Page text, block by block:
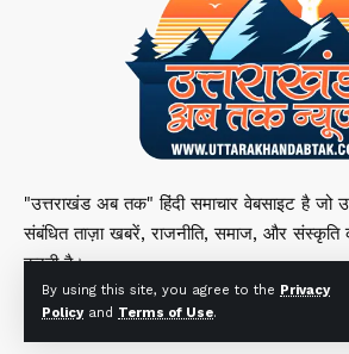
By using this site, you agree to the Privacy
Policyand Terms of Use.
"उत्तराखंड अब तक" हिंदी समाचार वेबसाइट है जो
संबंधित ताज़ा खबरें, राजनीति, समाज, और
करती है।